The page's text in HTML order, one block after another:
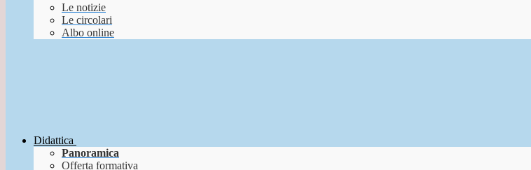
Le notizie
Le circolari
Albo online
Didattica
Panoramica
Offerta formativa